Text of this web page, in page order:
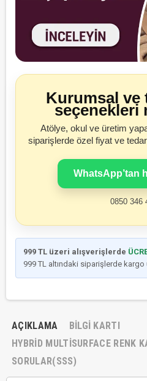
Kurumsal ve
seçenekleri
Atölye, okul ve üretim
siparişlerde özel fiyat ve
WhatsApp’tan
0850 346
999 TL üzeri alışverişlerde
999 TL altındaki siparişlerde kargo
AÇIKLAMA
BILGI KARTI
HYBRID MULTISURFACE RENK
SORULAR(SSS)